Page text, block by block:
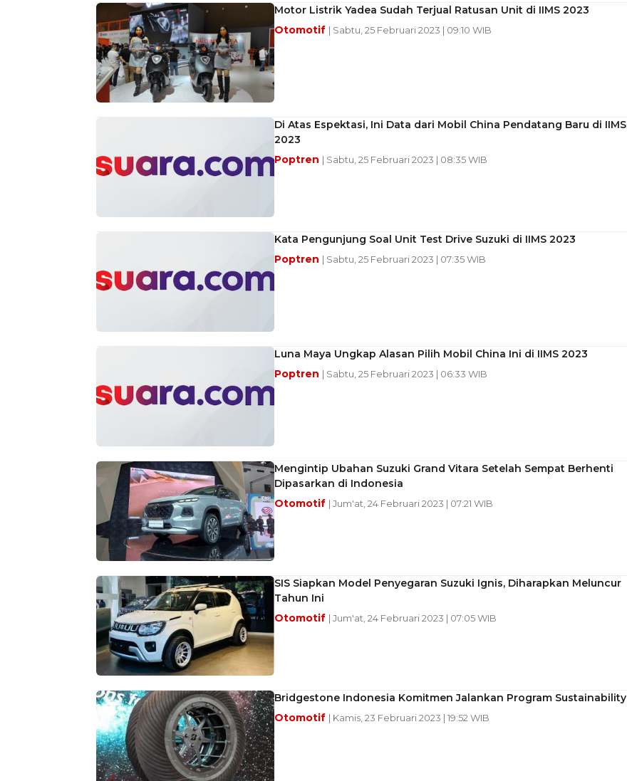
Motor Listrik Yadea Sudah Terjual Ratusan Unit di IIMS 2023
Otomotif | Sabtu, 25 Februari 2023 | 09:10 WIB
Di Atas Espektasi, Ini Data dari Mobil China Pendatang Baru di IIMS
2023
Poptren | Sabtu, 25 Februari 2023 | 08:35 WIB
Kata Pengunjung Soal Unit Test Drive Suzuki di IIMS 2023
Poptren | Sabtu, 25 Februari 2023 | 07:35 WIB
Luna Maya Ungkap Alasan Pilih Mobil China Ini di IIMS 2023
Poptren | Sabtu, 25 Februari 2023 | 06:33 WIB
Mengintip Ubahan Suzuki Grand Vitara Setelah Sempat Berhenti
Dipasarkan di Indonesia
Otomotif | Jum'at, 24 Februari 2023 | 07:21 WIB
SIS Siapkan Model Penyegaran Suzuki Ignis, Diharapkan Meluncur
Tahun Ini
Otomotif | Jum'at, 24 Februari 2023 | 07:05 WIB
Bridgestone Indonesia Komitmen Jalankan Program Sustainability
Otomotif | Kamis, 23 Februari 2023 | 19:52 WIB